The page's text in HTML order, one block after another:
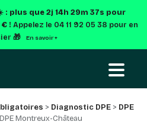
: plus que 2j 14h 29m 36s pour
! Appelez le 04 11 92 05 38 pour en
🎁
En savoir +
> Diagnostic DPE> DPE
Montreux-Château